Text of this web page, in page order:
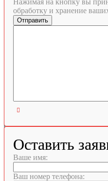
обработку и хранение

Оставить
Ваше имя:
Ваш номер телефона: